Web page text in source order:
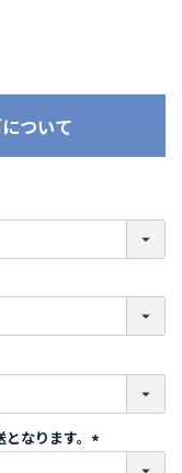
ついて
なります。